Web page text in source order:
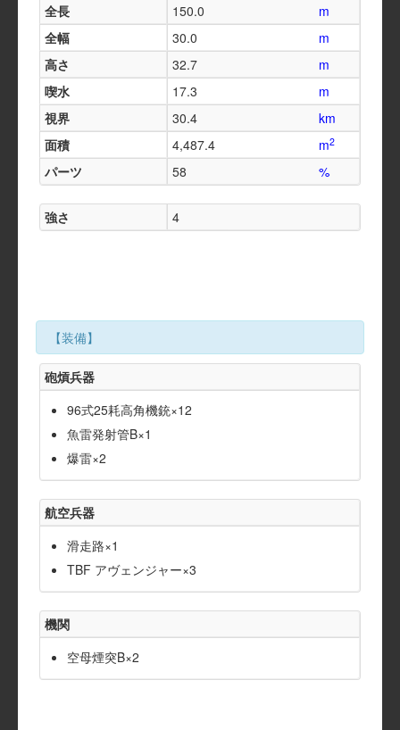
全長 150.0
m
全幅
30.0
m
高さ
32.7
m
喫水
17.3
m
視界
30.4
km
面積
4,487.4 m2
パーツ 58 %
強さ 4
【装備】
砲熕兵器
96式25耗高角機銃×12
魚雷発射管B×1
爆雷×2
航空兵器
滑走路×1
TBF アヴェンジャー×3
機関
空母煙突B×2